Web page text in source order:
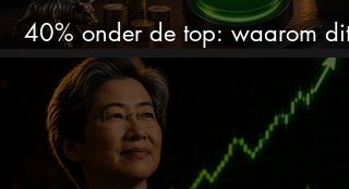
40% onder de top: waarom dit
aandeel weer interessant wordt